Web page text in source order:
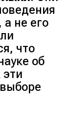
а не его
что
об
эти